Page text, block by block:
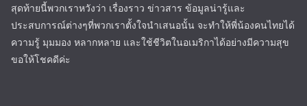
สุดท้ายนี้พวกเราหวังว่า เรื่องราว ข่าวสาร ข้อมูลน่ารู้และ
ประสบการณ์ต่างๆที่พวกเราตั้งใจนำเสนอนั้น จะทำให้พี่น้องคนไทยได้
ความรู้ มุมมอง หลากหลาย และใช้ชีวิตในอเมริกาได้อย่างมีความสุข
ขอให้โชคดีค่ะ